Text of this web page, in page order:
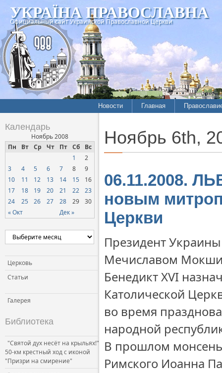
УКРАЇНА ПРАВОСЛАВНА
Официальный сайт Украинской Православной Церкви
Новости
Межконфессиональные
отношения
Официальная хроника
Расколы, ереси, секты
СЛУЖЕНИЕ
Церковь и общество
Церковь и СМИ
Главная
История
Календарь
Ноябрь 2008
Пн
Вт Ср Чт Пт Сб Вс
« Окт Дек »
1
2
3
4 5 6 7 8
9
10
11 12 13 14 15
16
17
18 19 20 21 22
23
24
25 26 27 28 29 30
Церковь
Статьи
Галерея
Библиотека
"Святой дух несёт на крыльях!"
50-км крестный ход с иконой
"Призри на смирение"
Ноябрь 6th,
06.11.2008.
новым
Церкви
Президент
Мечиславом
Бенедикт XVI
Католической
во время
народной
В прошлом
Римского Иоанна